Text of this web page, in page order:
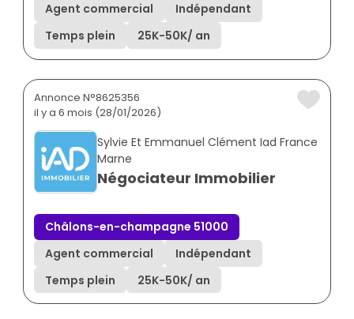
Agent commercial
Indépendant
Temps plein
25K-50K/ an
Annonce N°8625356
il y a 6 mois (28/01/2026)
Sylvie Et Emmanuel Clément Iad France
Marne
Négociateur Immobilier
Châlons-en-champagne 51000
Agent commercial
Indépendant
Temps plein
25K-50K/ an